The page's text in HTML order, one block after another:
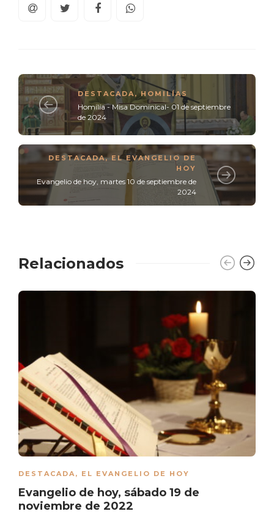
DESTACADA,HOMILÍAS
Homilía - Misa Dominical- 01 de septiembre
de 2024
DESTACADA,EL EVANGELIO DE
HOY
Evangelio de hoy, martes 10 de septiembre de
2024
Relacionados
DESTACADA, EL EVANGELIO DE HOY
Evangelio de hoy, sábado 19 de
noviembre de 2022